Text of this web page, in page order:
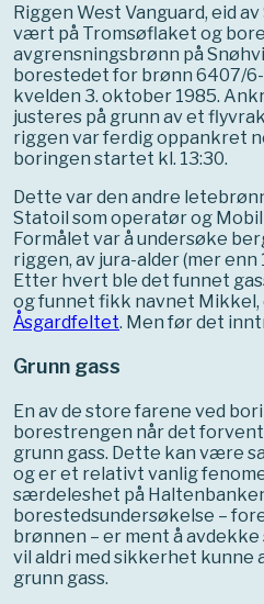
Riggen West Vanguard, eid
vært på Tromsøflaket og
avgrensningsbrønn på
borestedet for brønn 6407/
kvelden 3. oktober 1985.
justeres på grunn av et
riggen var ferdig oppankret
boringen startet kl. 13:30.
Dette var den andre
Statoil som operatør og
Formålet var å undersøke
riggen, av jura-alder (mer enn
Etter hvert ble det funnet
og funnet fikk navnet
Åsgardfeltet. Men før det
Grunn gass
En av de store farene ved
borestrengen når det
grunn gass. Dette kan være
og er et relativt vanlig
særdeleshet på
borestedsundersøkelse –
brønnen – er ment å
vil aldri med sikkerhet
grunn gass.